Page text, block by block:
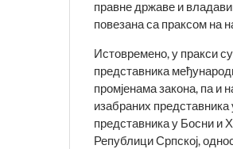
правне државе и
повезана са праксом на
Истовре­мено, у пракси
представника
промјенама закона, па и
изабраних
представника у Босни и
Републици Српској,